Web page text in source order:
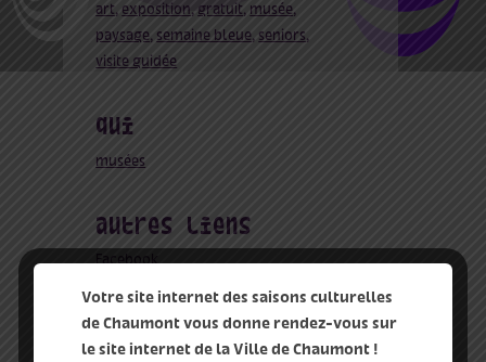
art, exposition, gratuit, musée,
paysage, semaine bleue, seniors,
visite guidée
qui
musées
autres
Facebook
https://fr-
fr.facebook.com/museesdechaumon
t/
Votre site internet des saisons culturelles
de Chaumont vous donne rendez-vous sur
le site internet de la Ville de Chaumont !